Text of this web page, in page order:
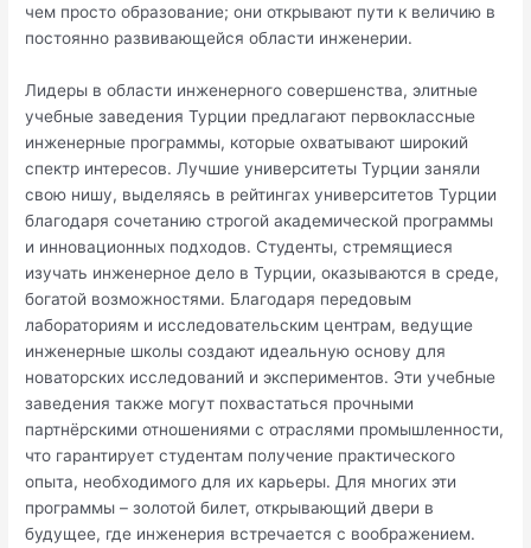
чем просто образование; они открывают пути к величию в
постоянно развивающейся области инженерии.
Лидеры в области инженерного совершенства, элитные
учебные заведения Турции предлагают первоклассные
инженерные программы, которые охватывают широкий
спектр интересов. Лучшие университеты Турции заняли
свою нишу, выделяясь в рейтингах университетов Турции
благодаря сочетанию строгой академической программы
и инновационных подходов. Студенты, стремящиеся
изучать инженерное дело в Турции, оказываются в среде,
богатой возможностями. Благодаря передовым
лабораториям и исследовательским центрам, ведущие
инженерные школы создают идеальную основу для
новаторских исследований и экспериментов. Эти учебные
заведения также могут похвастаться прочными
партнёрскими отношениями с отраслями промышленности,
что гарантирует студентам получение практического
опыта, необходимого для их карьеры. Для многих эти
программы – золотой билет, открывающий двери в
будущее, где инженерия встречается с воображением.